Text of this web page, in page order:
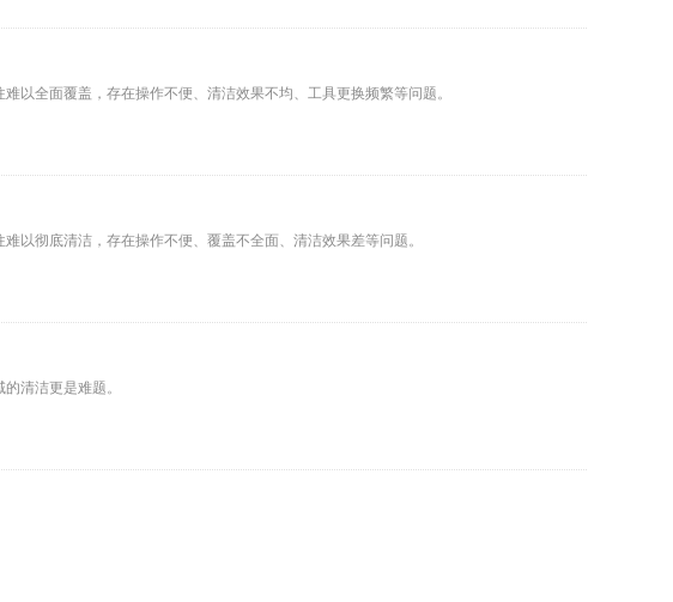
以全面覆盖，存在操作不便、清洁效果不均、工具更换频繁等问题。
以彻底清洁，存在操作不便、覆盖不全面、清洁效果差等问题。
清洁更是难题。